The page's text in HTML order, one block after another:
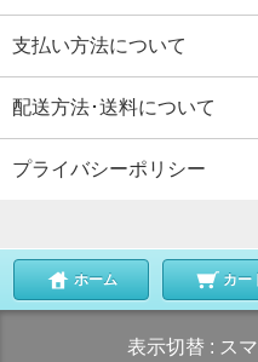
支払い方法について
配送方法･送料について
プライバシーポリシー
ホーム カー
表示切替 : ス